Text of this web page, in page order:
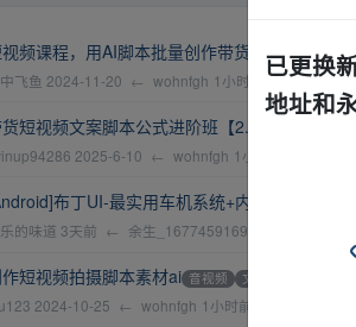
频课程，用AI脚本批量创作带货短视频拍摄脚
飞鱼 2024-11-20 ← wohnfgh 1小时前
短视频文案脚本公式进阶班【2.02GB】
2025-6-10 ← wohnfgh 1小时前
布丁UI-最实用车机系统+内置应用商店+自
的味道 3天前 ← 余生_1677459169
短视频拍摄脚本素材ai 音视频 文档
2024-10-25 ← wohnfgh 1小时前
已更换
地址和